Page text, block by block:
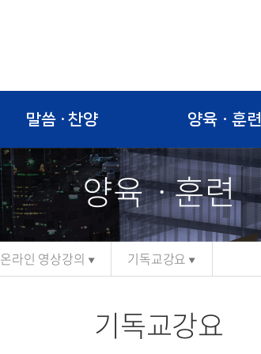
말씀 · 찬양 양육ㆍ훈련
양육ㆍ훈련
온라인 영상강의 기독교강요
기독교강요